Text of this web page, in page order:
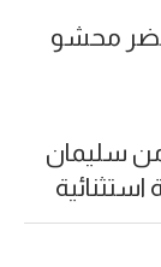
محشو
سليمان